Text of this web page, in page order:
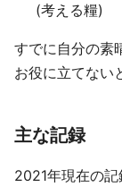
(考える糧)
すでに自分の素
お役に立てない
主な記録
2021年現在の記